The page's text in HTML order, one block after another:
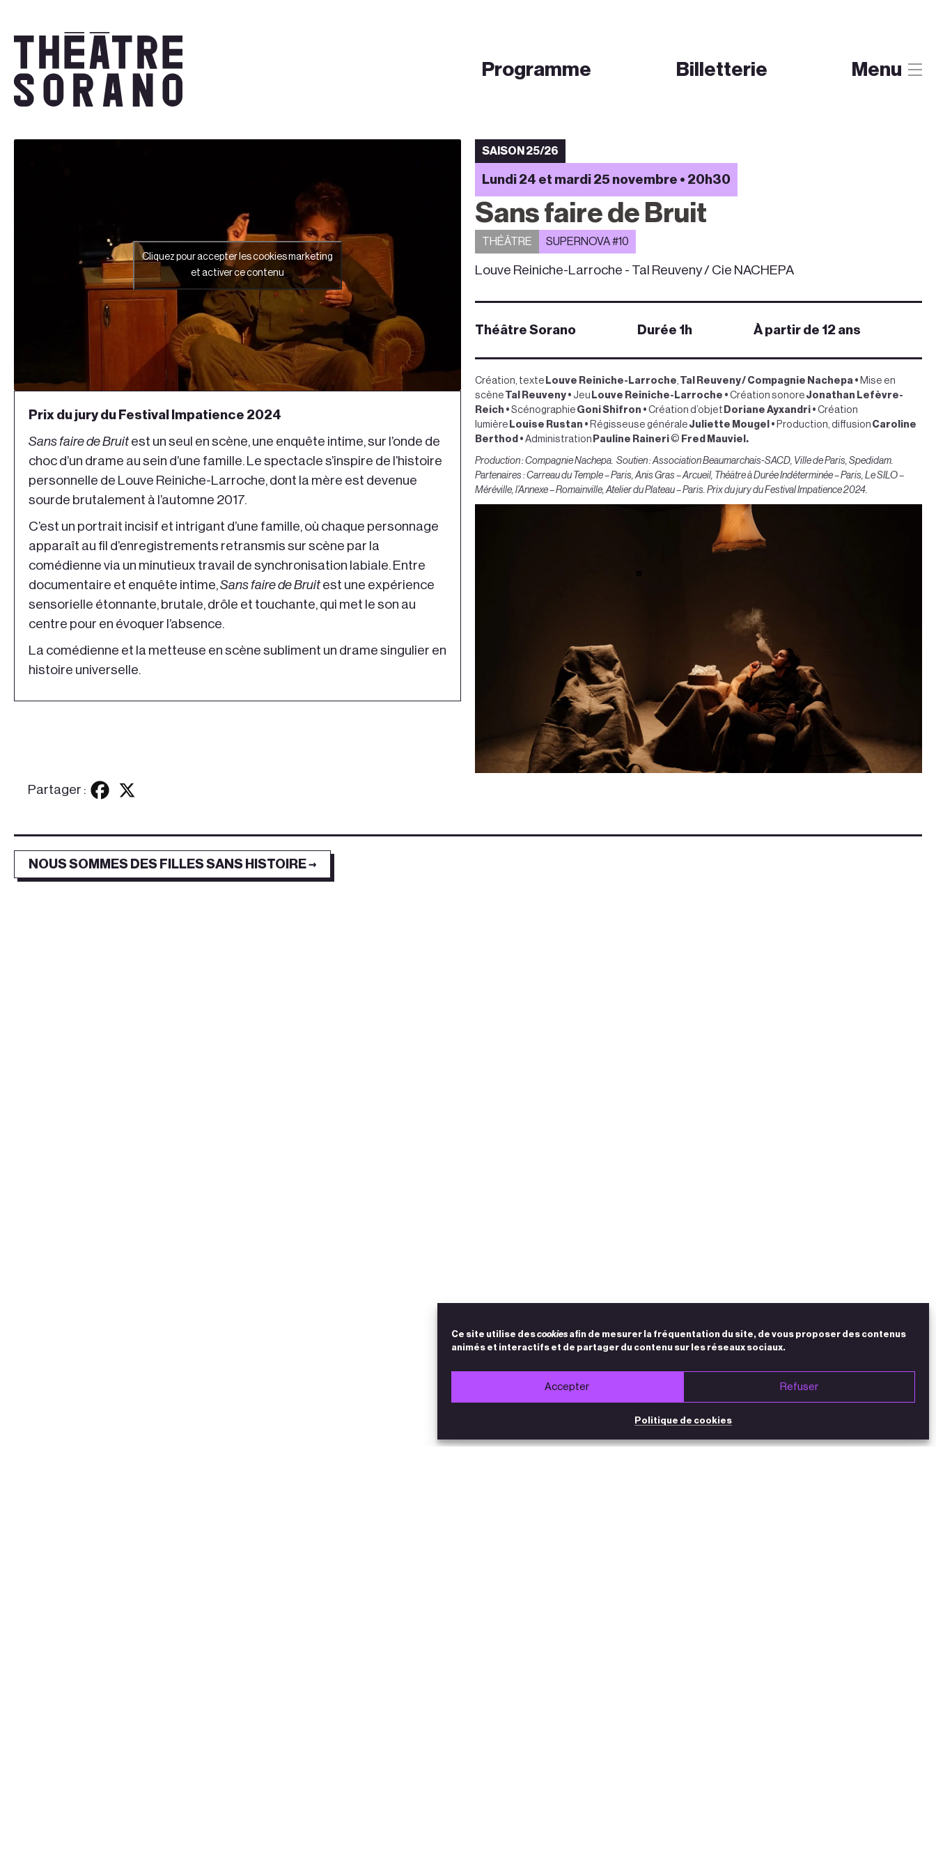
Ce site utilise descookies afin de mesurer la fréquentation du site, de vous proposer des contenus
animés et interactifs et de partager du contenu sur les réseaux sociaux.
Accepter Refuser
Politique de cookies
Programme Billetterie Menu
Cliquez pour accepter les cookies marketing
et activer ce contenu
Prix du jury du Festival Impatience 2024
Sans faire de Bruit est un seul en scène, une enquête intime, sur l’onde de
choc d’un drame au sein d’une famille. Le spectacle s’inspire de l’histoire
personnelle de Louve Reiniche-Larroche, dont la mère est devenue
sourde brutalement à l’automne 2017.
C’est un portrait incisif et intrigant d’une famille, où chaque personnage
apparaît au fil d’enregistrements retransmis sur scène par la
comédienne via un minutieux travail de synchronisation labiale. Entre
documentaire et enquête intime,Sans faire de Bruit est une expérience
sensorielle étonnante, brutale, drôle et touchante, qui met le son au
centre pour en évoquer l’absence.
La comédienne et la metteuse en scène subliment un drame singulier en
histoire universelle.
SAISON 25/26
Lundi 24 et mardi 25 novembre • 20h30
Sans faire de Bruit
THÉÂTRE SUPERNOVA #10
Louve Reiniche-Larroche - Tal Reuveny / Cie NACHEPA
Théâtre Sorano Durée 1h À partir de 12 ans
Création, texte Louve Reiniche-Larroche, Tal Reuveny / Compagnie Nachepa • Mise en
scène Tal Reuveny • Jeu Louve Reiniche-Larroche • Création sonore Jonathan Lefèvre-
Reich • Scénographie Goni Shifron • Création d’objet Doriane Ayxandri • Création
lumière Louise Rustan • Régisseuse générale Juliette Mougel • Production, diffusion Caroline
Berthod • Administration Pauline Raineri© Fred Mauviel.
Production : Compagnie Nachepa. Soutien : Association Beaumarchais-SACD, Ville de Paris, Spedidam.
Partenaires : Carreau du Temple – Paris, Anis Gras – Arcueil, Théâtre à Durée Indéterminée – Paris, Le SILO –
Méréville, l’Annexe – Romainville, Atelier du Plateau – Paris. Prix du jury du Festival Impatience 2024.
Partager :
NOUS SOMMES DES FILLES SANS HISTOIRE →